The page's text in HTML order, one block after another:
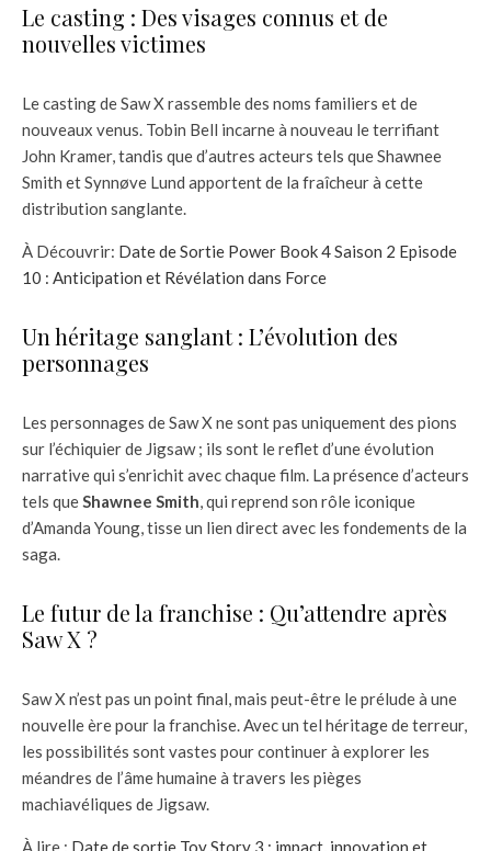
Le casting : Des visages connus et de
nouvelles victimes
Le casting de Saw X rassemble des noms familiers et de
nouveaux venus. Tobin Bell incarne à nouveau le terrifiant
John Kramer, tandis que d’autres acteurs tels que Shawnee
Smith et Synnøve Lund apportent de la fraîcheur à cette
distribution sanglante.
À Découvrir: Date de Sortie Power Book 4 Saison 2 Episode
10 : Anticipation et Révélation dans Force
Un héritage sanglant : L’évolution des
personnages
Les personnages de Saw X ne sont pas uniquement des pions
sur l’échiquier de Jigsaw ; ils sont le reflet d’une évolution
narrative qui s’enrichit avec chaque film. La présence d’acteurs
tels queShawnee Smith, qui reprend son rôle iconique
d’Amanda Young, tisse un lien direct avec les fondements de la
saga.
Le futur de la franchise : Qu’attendre après
Saw X ?
Saw X n’est pas un point final, mais peut-être le prélude à une
nouvelle ère pour la franchise. Avec un tel héritage de terreur,
les possibilités sont vastes pour continuer à explorer les
méandres de l’âme humaine à travers les pièges
machiavéliques de Jigsaw.
À lire : Date de sortie Toy Story 3 : impact, innovation et